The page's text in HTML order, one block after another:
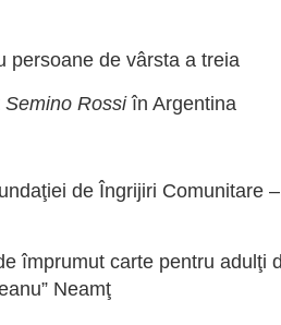
persoane de vârsta a treia
Semino Rossiîn Argentina
de Îngrijiri Comunitare
împrumut carte pentru adulţi
Neamţ